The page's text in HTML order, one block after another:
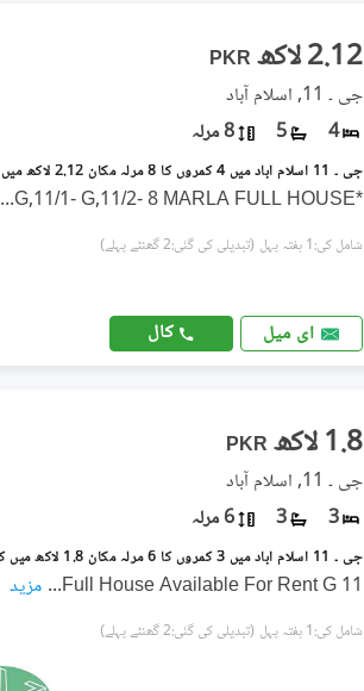
PKR 2.12 لاکھ
جی ۔ 11, اسلام آباد
4
5 8 مرلہ
*G,11/1- G,11/2- 8 MARLA FULL HOUSE
...
شامل کی:1 ہفتہ پہل (تبدیلی کی گئی:2 گھنٹے پہلے)
ای میل کال
PKR 1.8 لاکھ
جی ۔ 11, اسلام آباد
3
3 6 مرلہ
Full House Available For Rent G 11
... مزید
شامل کی:1 ہفتہ پہل (تبدیلی کی گئی:2 گھنٹے پہلے)